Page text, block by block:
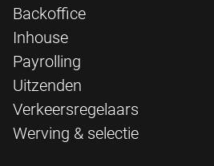
Backoffice
Inhouse
Payrolling
Uitzenden
Verkeersregelaars
Werving & selectie